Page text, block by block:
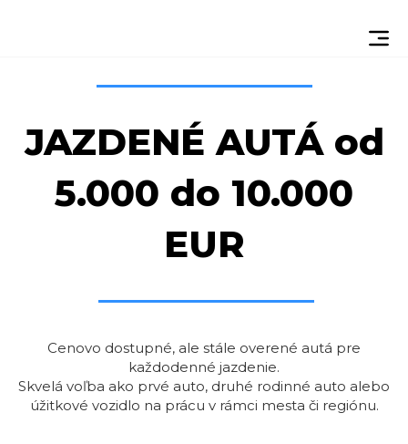
JAZDENÉ AUTÁ od
5.000 do 10.000
EUR
Cenovo dostupné, ale stále overené autá pre
každodenné jazdenie.
Skvelá voľba ako prvé auto, druhé rodinné auto alebo
úžitkové vozidlo na prácu v rámci mesta či regiónu.